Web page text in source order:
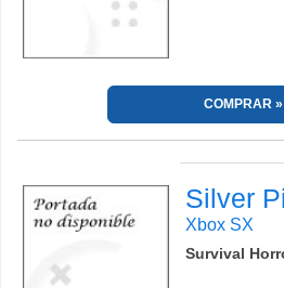
COMPRAR
Silver
Xbox SX
Survival